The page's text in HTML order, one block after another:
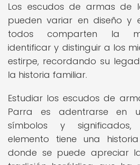
Los escudos de armas de
pueden variar en diseño y
todos comparten la
identificar y distinguir a los
estirpe, recordando su
la historia familiar.
Estudiar los escudos de
Parra es adentrarse en
símbolos y
elemento tiene una
donde se puede apreciar